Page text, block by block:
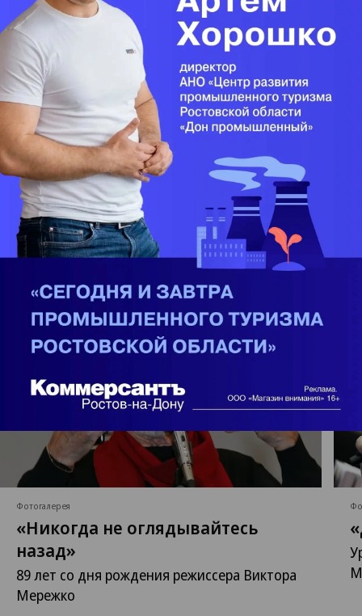
Официальное сообщение
На Дону рассмотрят возможность
предоставления бесплатной
юридической помощи лишенным
родительских прав
Этот вопрос обсуждался на 35-ом заседании
донского парламента
Мультимедиа
Фотогалерея
«Никогда не оглядывайтесь
назад»
89 лет со дня рождения режиссера Виктора
Мережко